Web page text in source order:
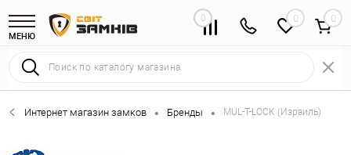
МЕНЮ
0 0
Интернет магазин замков • Бренды • MUL-T-LOCK (Израиль)